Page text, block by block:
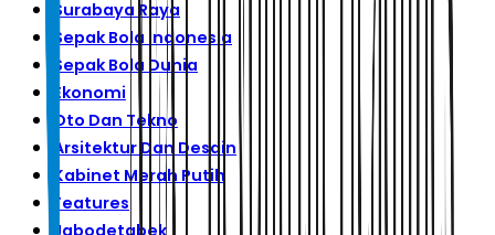
Surabaya Raya
Sepak Bola Indonesia
Sepak Bola Dunia
Ekonomi
Oto Dan Tekno
Arsitektur Dan Desain
Kabinet Merah Putih
Features